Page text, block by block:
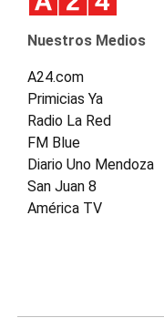
Nuestros Medios
A24.com
Primicias Ya
Radio La Red
FM Blue
Diario Uno Mendoza
San Juan 8
América TV